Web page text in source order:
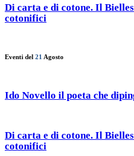
Di carta e di cotone. Il
cotonifici
Eventi del 21 Agosto
Ido Novello il poeta che
Di carta e di cotone. Il
cotonifici